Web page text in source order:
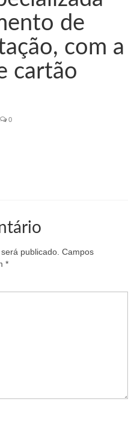
ao Cidadão
de Contas
2027-2029
de
com a
cartão
0
publicado. Campos
*